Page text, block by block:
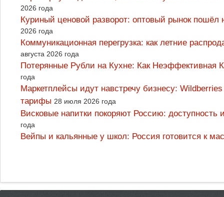
2026 года
Куриный ценовой разворот: оптовый рынок
2026 года
Коммуникационная перегрузка: как летние
августа 2026 года
Потерянные Рубли на Кухне: Как
года
Маркетплейсы идут навстречу бизнесу:
тарифы 28 июля 2026 года
Висковые напитки покоряют Россию:
года
Вейпы и кальянные у школ: Россия готовится к